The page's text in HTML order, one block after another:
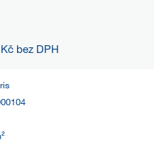
bez DPH